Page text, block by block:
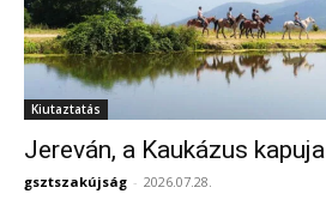
Kiutaztatás
Jereván, a Kaukázus kapuja
gsztszakújság - 2026.07.28.